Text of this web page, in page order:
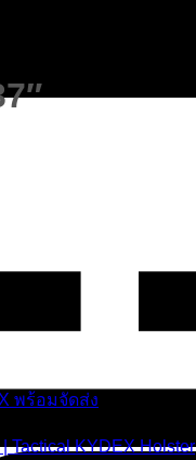
พร้อมจัดส่ง
Tactical KYDEX Holster